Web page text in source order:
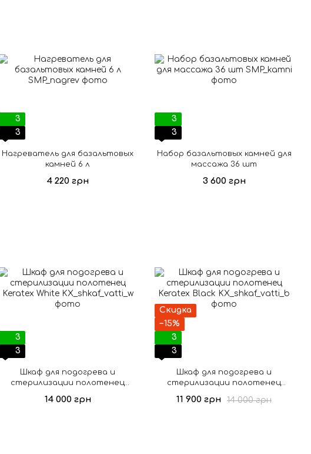
3
3
Нагреватель для базальтовых
камней 6 л
4 220 грн
3
3
Набор базальтовых камней для
массажа 36 шт
3 600 грн
3
3
Шкаф для подогрева и
стерилизации полотенец
14 000 грн
Скидка
−15%
3
3
Шкаф для подогрева и
стерилизации полотенец
14 000 грн
11 900 грн